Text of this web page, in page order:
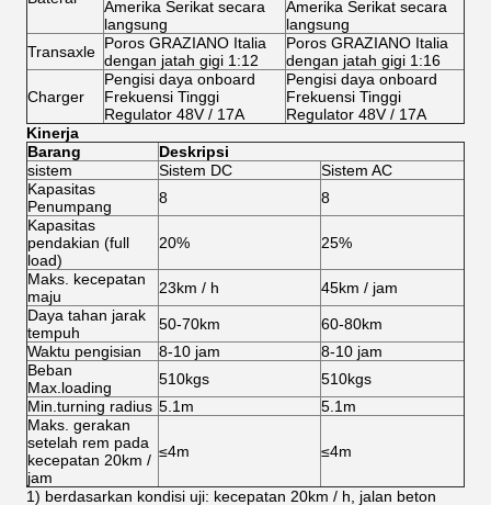
Amerika Serikat secara
langsung
Amerika Serikat secara
langsung
Transaxle Poros GRAZIANO Italia
dengan jatah gigi 1:12
Poros GRAZIANO Italia
dengan jatah gigi 1:16
Charger
Pengisi daya onboard
Frekuensi Tinggi
Regulator 48V / 17A
Pengisi daya onboard
Frekuensi Tinggi
Regulator 48V / 17A
Kinerja
Barang
Deskripsi
sistem
Sistem DC
Sistem AC
Kapasitas
Penumpang
8
8
Kapasitas
pendakian (full
load)
20% 25%
Maks. kecepatan
maju
23km / h
45km / jam
Daya tahan jarak
tempuh
50-70km
60-80km
Waktu pengisian
8-10 jam
8-10 jam
Beban
Max.loading
510kgs
510kgs
Min.turning radius 5.1m
5.1m
Maks. gerakan
setelah rem pada
kecepatan 20km /
jam
≤4m ≤4m
1) berdasarkan kondisi uji: kecepatan 20km / h, jalan beton